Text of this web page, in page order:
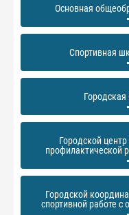
Основная
Спортивная
Городской
профилактической
Городской
спортивной работе